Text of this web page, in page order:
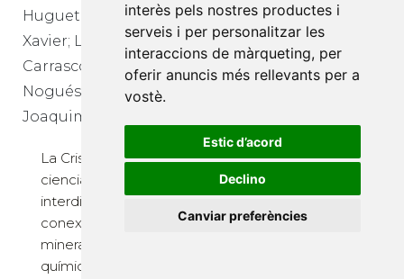
interès pels nostres productes i
serveis i per personalitzar les
interaccions de màrqueting, per
oferir anuncis més rellevants per a
vostè.
Estic d’acord
Declino
Canviar preferències
Huguet, Francesc
Xavier; Labrador
Carrasco, Manuel;
Nogués Carulla,
Joaquim M.
La Cristalografia una
ciencia
interdisciplinaria con
conexiones con la
mineralogía, la
química, la física, la
penal que están
configurados de tal
forma que para su
realización requieren
varios sujetos sin que,
...
(Publicacions
2002) · 194 pàg. · 12 €